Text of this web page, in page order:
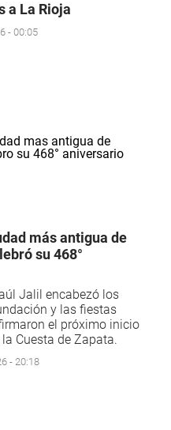
a La Rioja
- 00:05
más antigua de
su 468°
Jalil encabezó los
y las fiestas
el próximo inicio
Cuesta de Zapata.
- 20:18